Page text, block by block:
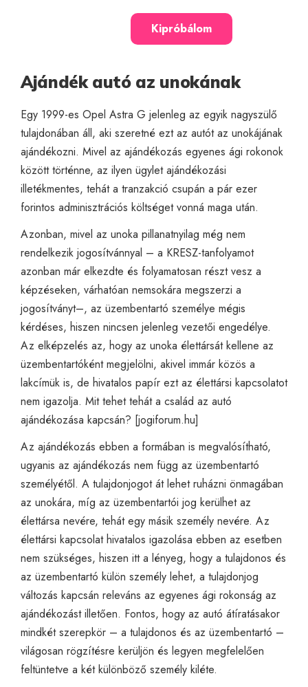
Kipróbálom
Ajándék autó az unokának
Egy 1999-es Opel Astra G jelenleg az egyik nagyszülő
tulajdonában áll, aki szeretné ezt az autót az unokájának
ajándékozni. Mivel az ajándékozás egyenes ági rokonok
között történne, az ilyen ügylet ajándékozási
illetékmentes, tehát a tranzakció csupán a pár ezer
forintos adminisztrációs költséget vonná maga után.
Azonban, mivel az unoka pillanatnyilag még nem
rendelkezik jogosítvánnyal – a KRESZ-tanfolyamot
azonban már elkezdte és folyamatosan részt vesz a
képzéseken, várhatóan nemsokára megszerzi a
jogosítványt–, az üzembentartó személye mégis
kérdéses, hiszen nincsen jelenleg vezetői engedélye.
Az elképzelés az, hogy az unoka élettársát kellene az
üzembentartóként megjelölni, akivel immár közös a
lakcímük is, de hivatalos papír ezt az élettársi kapcsolatot
nem igazolja. Mit tehet tehát a család az autó
ajándékozása kapcsán? [jogiforum.hu]
Az ajándékozás ebben a formában is megvalósítható,
ugyanis az ajándékozás nem függ az üzembentartó
személyétől. A tulajdonjogot át lehet ruházni önmagában
az unokára, míg az üzembentartói jog kerülhet az
élettársa nevére, tehát egy másik személy nevére. Az
élettársi kapcsolat hivatalos igazolása ebben az esetben
nem szükséges, hiszen itt a lényeg, hogy a tulajdonos és
az üzembentartó külön személy lehet, a tulajdonjog
változás kapcsán releváns az egyenes ági rokonság az
ajándékozást illetően. Fontos, hogy az autó átíratásakor
mindkét szerepkör – a tulajdonos és az üzembentartó –
világosan rögzítésre kerüljön és legyen megfelelően
feltüntetve a két különböző személy kiléte.